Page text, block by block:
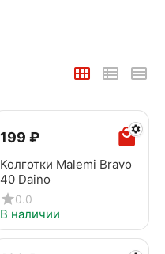
‍199‍ ₽
Колготки Malemi Bravo
40 Daino
0.0
В наличии